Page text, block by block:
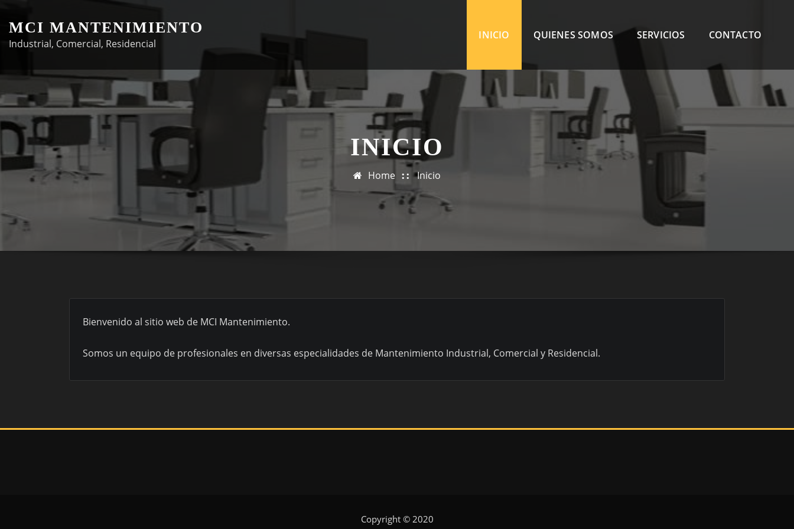
content
MCI MANTENIMIENTO
Industrial, Comercial, Residencial
INICIO QUIENES SOMOS SERVICIOS CONTACTO
INICIO
Home Inicio
Bienvenido al sitio web de MCI Mantenimiento.
Somos un equipo de profesionales en diversas especialidades de Mantenimiento Industrial, Comercial y Residencial.
Copyright © 2020